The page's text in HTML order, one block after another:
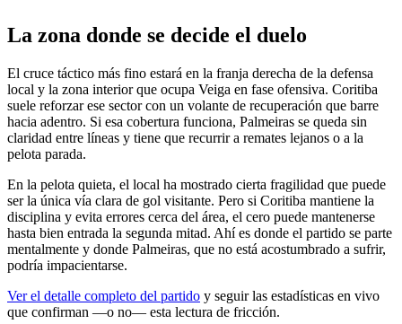
La zona donde se decide el duelo
El cruce táctico más fino estará en la franja derecha de la defensa
local y la zona interior que ocupa Veiga en fase ofensiva. Coritiba
suele reforzar ese sector con un volante de recuperación que barre
hacia adentro. Si esa cobertura funciona, Palmeiras se queda sin
claridad entre líneas y tiene que recurrir a remates lejanos o a la
pelota parada.
En la pelota quieta, el local ha mostrado cierta fragilidad que puede
ser la única vía clara de gol visitante. Pero si Coritiba mantiene la
disciplina y evita errores cerca del área, el cero puede mantenerse
hasta bien entrada la segunda mitad. Ahí es donde el partido se parte
mentalmente y donde Palmeiras, que no está acostumbrado a sufrir,
podría impacientarse.
Ver el detalle completo del partido y seguir las estadísticas en vivo
que confirman —o no— esta lectura de fricción.